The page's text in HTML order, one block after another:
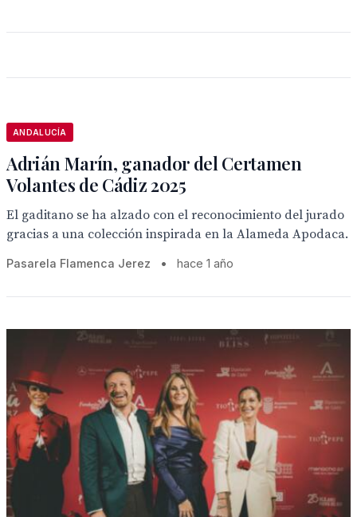
ANDALUCÍA
Adrián Marín, ganador del Certamen
Volantes de Cádiz 2025
El gaditano se ha alzado con el reconocimiento del jurado
gracias a una colección inspirada en la Alameda Apodaca.
Pasarela Flamenca Jerez • hace 1 año